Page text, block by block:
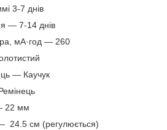
3-7 днів
— 7-14 днів
мА·год — 260
— Каучук
22 мм
24.5 см (регулюється)